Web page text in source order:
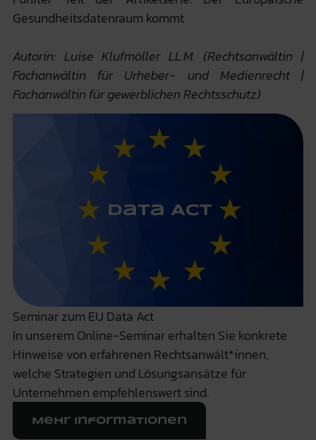
Gesundheitsdatenraum kommt
Autorin: Luise Klufmöller LL.M. (Rechtsanwältin |
Fachanwältin für Urheber- und Medienrecht |
Fachanwältin für gewerblichen Rechtsschutz)
Seminar zum EU Data Act
In unserem Online-Seminar erhalten Sie konkrete
Hinweise von erfahrenen Rechtsanwält*innen,
welche Strategien und Lösungsansätze für
Unternehmen empfehlenswert sind.
Mehr Informationen